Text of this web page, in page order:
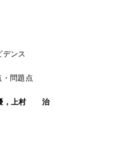
ンス
問題点
，上村 治